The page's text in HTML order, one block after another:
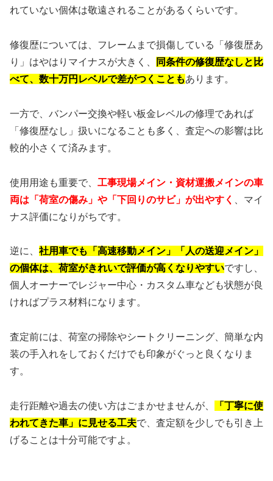
れていない個体は敬遠されることがあるくらいです。
修復歴については、フレームまで損傷している「修復歴あ
り」はやはりマイナスが大きく、
同条件の修復歴なしと比
べて、数十万円レベルで差がつくこともあります。
一方で、バンパー交換や軽い板金レベルの修理であれば
「修復歴なし」扱いになることも多く、査定への影響は比
較的小さくて済みます。
使用用途も重要で、 工事現場メイン・資材運搬メインの車
両は「荷室の傷み」や「下回りのサビ」が出やすく
、マイ
ナス評価になりがちです。
逆に、 社用車でも「高速移動メイン」「人の送迎メイン」
の個体は、荷室がきれいで評価が高くなりやすいですし、
個人オーナーでレジャー中心・カスタム車なども状態が良
ければプラス材料になります。
査定前には、荷室の掃除やシートクリーニング、簡単な内
装の手入れをしておくだけでも印象がぐっと良くなりま
す。
走行距離や過去の使い方はごまかせませんが、
「丁寧に使
われてきた車」に見せる工夫で、査定額を少しでも引き上
げることは十分可能ですよ。